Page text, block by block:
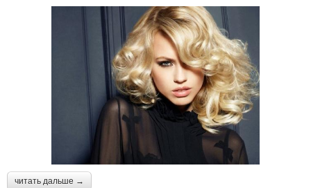
читать дальше →